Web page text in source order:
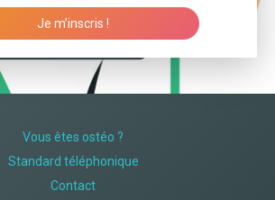
Je m’inscris !
Vous êtes ostéo ?
Standard téléphonique
Contact